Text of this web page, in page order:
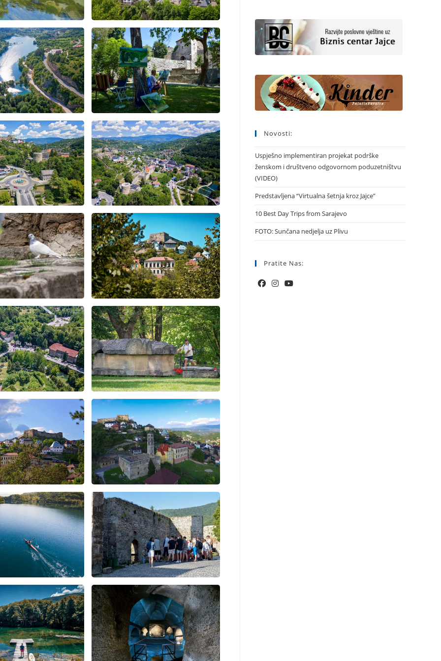
Novosti:
Uspješno implementiran projekat podrške
ženskom i društveno odgovornom poduzetništvu
(VIDEO)
Predstavljena “Virtualna šetnja kroz Jajce”
10 Best Day Trips from Sarajevo
FOTO: Sunčana nedjelja uz Plivu
Pratite Nas: